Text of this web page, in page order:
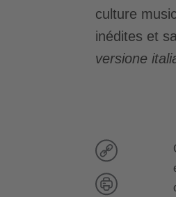
culture
inédites et
versione